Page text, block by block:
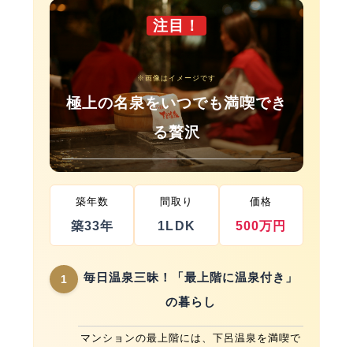
注目！
※画像はイメージです
極上の名泉をいつでも満喫でき
る贅沢
築年数
築33年
間取り
1LDK
価格
500万円
1
毎日温泉三昧！「最上階に温泉付き」
の暮らし
マンションの最上階には、下呂温泉を満喫で